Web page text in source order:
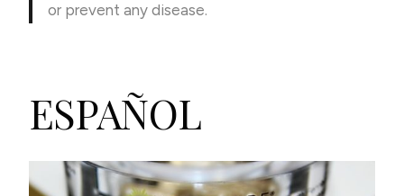
or prevent any disease.
ESPAÑOL